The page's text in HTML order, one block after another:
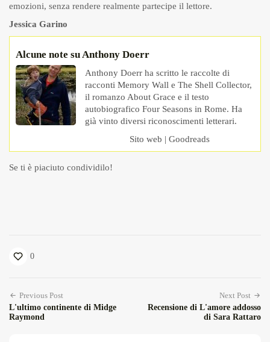
emozioni, senza rendere realmente partecipe il lettore.
Jessica Garino
Alcune note su Anthony Doerr
Anthony Doerr ha scritto le raccolte di
racconti Memory Wall e The Shell Collector,
il romanzo About Grace e il testo
autobiografico Four Seasons in Rome. Ha
già vinto diversi riconoscimenti letterari.
Sito web | Goodreads
Se ti è piaciuto condividilo!
0
Previous Post
L'ultimo continente di Midge
Raymond
Next Post
Recensione di L'amore addosso
di Sara Rattaro